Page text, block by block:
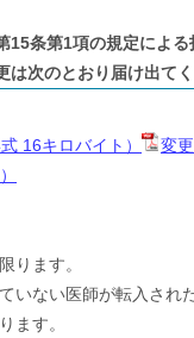
15条第1項の規定によ
は次のとおり届け出てく
16キロバイト）
変
ります。
いない医師が転入され
ます。